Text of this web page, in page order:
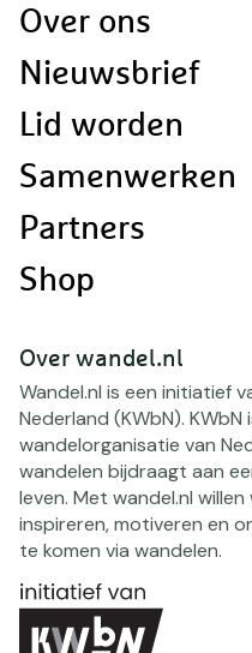
Doormat
Over ons
Nieuwsbrief
Lid worden
Samenwerken
Partners
Shop
Over wandel.nl
Wandel.nl is een initiatief
Nederland (KWbN).
wandelorganisatie van
wandelen bijdraagt aan
leven. Met wandel.nl
inspireren, motiveren en
te komen via wandelen.